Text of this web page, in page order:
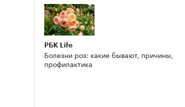
РБК Life
Болезни роз: какие бывают, причины,
профилактика